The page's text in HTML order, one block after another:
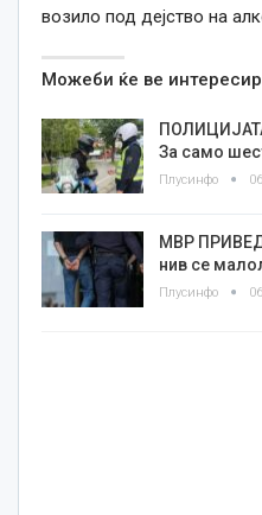
возило под дејство на
Можеби ќе ве
За само
Плусинфо
МВР
нив се
Плусинфо